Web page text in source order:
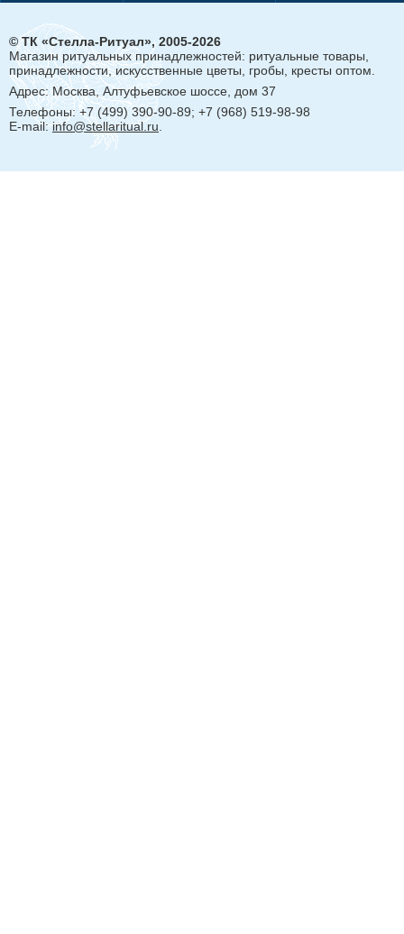
© ТК «Стелла-Ритуал», 2005-2026
Магазин ритуальных принадлежностей: ритуальные товары,
принадлежности, искусственные цветы, гробы, кресты оптом.
Адрес:Москва, Алтуфьевское шоссе, дом 37
Телефоны: +7 (499) 390-90-89; +7 (968) 519-98-98
E-mail:info@stellaritual.ru